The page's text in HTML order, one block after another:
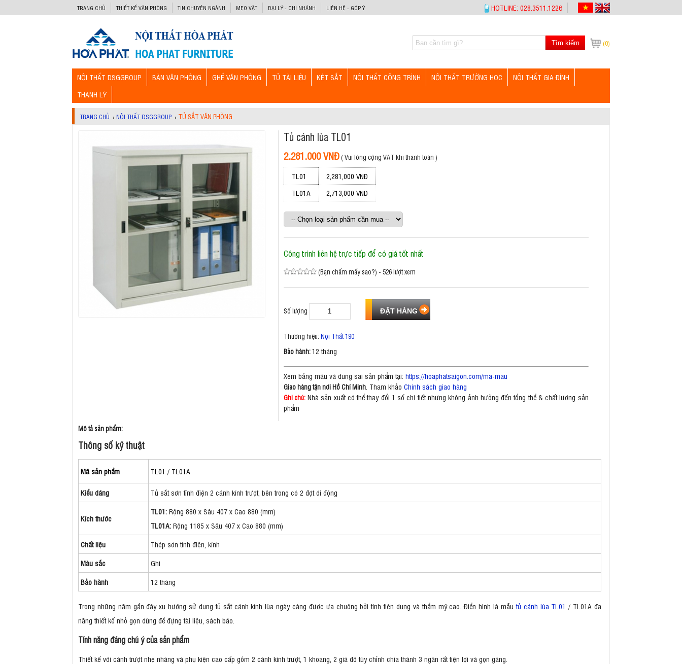
TRANG CHỦ THIẾT KẾ VĂN PHÒNG TIN CHUYÊN NGÀNH MẸO VẶT ĐẠI LÝ - CHI NHÁNH LIÊN HỆ - GÓP Ý HOTLINE: 028.3511.1226
(0)
Tìm kiếm
NỘI THẤT DSGGROUP BÀN VĂN PHÒNG GHẾ VĂN PHÒNG TỦ TÀI LIỆU KÉT SẮT NỘI THẤT CÔNG TRÌNH NỘI THẤT TRƯỜNG HỌC
NỘI THẤT GIA ĐÌNH
THANH LÝ
TRANG CHỦ › NỘI THẤT DSGGROUP › TỦ SẮT VĂN PHÒNG
Tủ cánh lùa TL01
2.281.000 VNĐ( Vui lòng cộng VAT khi thanh toán )
TL01
2,281,000 VNĐ
TL01A
2,713,000 VNĐ
Công trình liên hệ trực tiếp để có giá tốt nhất
(Bạn chấm mấy sao?) - 526 lượt xem
Số lượng
Thương hiệu: Nội Thất 190
Bảo hành:12 tháng
Xem bảng màu và dung sai sản phẩm tại: https://hoaphatsaigon.com/ma-mau
Giao hàng tận nơi Hồ Chí Minh. Tham khảo Chính sách giao hàng
Ghi chú:Nhà sản xuất có thể thay đổi 1 số chi tiết nhưng không ảnh hưởng đến tổng thể & chất lượng sản
phẩm
Mô tả sản phẩm:
Thông số kỹ thuật
Mã sản phẩm TL01 / TL01A
Kiểu dáng Tủ sắt sơn tĩnh điện 2 cánh kính trượt, bên trong có 2 đợt di động
Kích thước
TL01: Rộng 880 x Sâu 407 x Cao 880 (mm)
TL01A: Rộng 1185 x Sâu 407 x Cao 880 (mm)
Chất liệu
Thép sơn tính điện, kính
Màu sắc
Ghi
Bảo hành
12 tháng
Trong những năm gần đây xu hướng sử dụng tủ sắt cánh kính lùa ngày càng được ưa chuộng bởi tính tiện dụng và thẩm mỹ cao. Điển hình là mẫutủ cánh lùa TL01 / TL01A đa
năng thiết kế nhỏ gọn dùng để đựng tài liệu, sách báo.
Tính năng đáng chú ý của sản phẩm
Thiết kế với cánh trượt nhẹ nhàng và phụ kiện cao cấp gồm 2 cánh kính trượt, 1 khoang, 2 giá đỡ tùy chỉnh chia thành 3 ngăn rất tiện lợi và gọn gàng.